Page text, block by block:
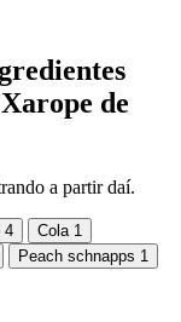
de
a partir daí.
4 Cola 1
Peach schnapps 1